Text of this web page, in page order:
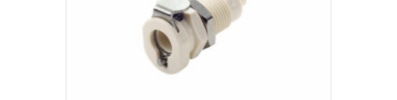
WEITERLESEN